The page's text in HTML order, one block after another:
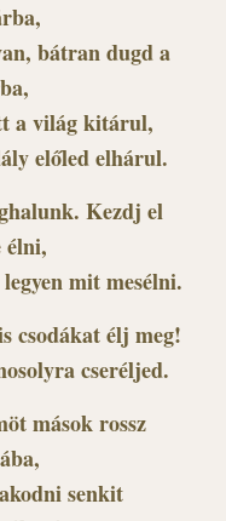
bátran dugd a
a világ kitárul,
előled elhárul.
Kezdj el
élni,
mit mesélni.
csodákat élj meg!
cseréljed.
mások rossz
senkit